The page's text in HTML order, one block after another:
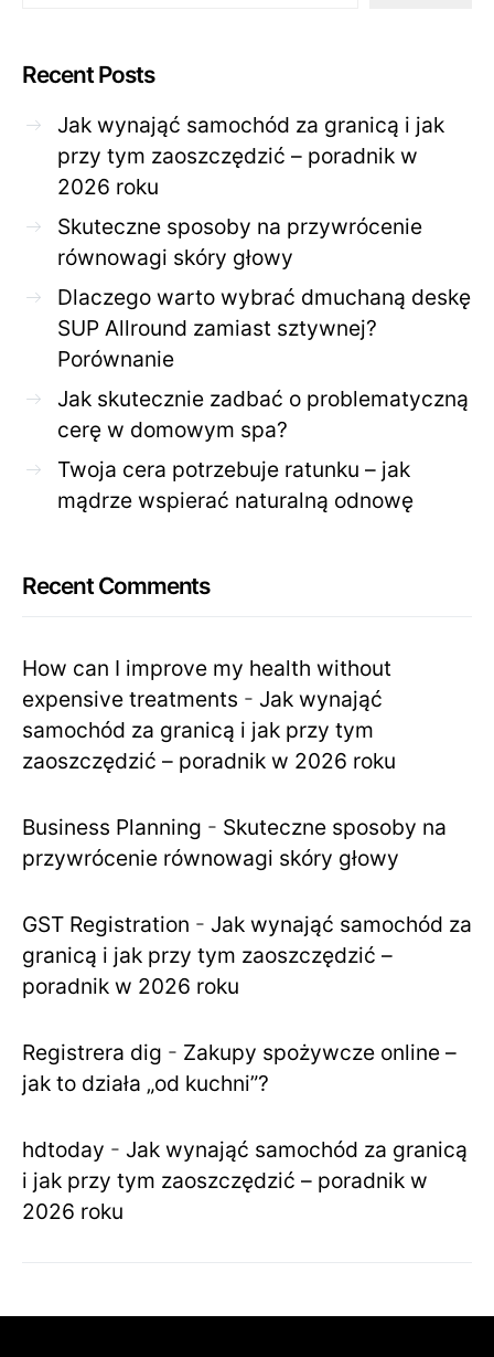
Recent Posts
Jak wynająć samochód za granicą i jak
przy tym zaoszczędzić – poradnik w
2026 roku
Skuteczne sposoby na przywrócenie
równowagi skóry głowy
Dlaczego warto wybrać dmuchaną deskę
SUP Allround zamiast sztywnej?
Porównanie
Jak skutecznie zadbać o problematyczną
cerę w domowym spa?
Twoja cera potrzebuje ratunku – jak
mądrze wspierać naturalną odnowę
Recent Comments
How can I improve my health without
expensive treatments - Jak wynająć
samochód za granicą i jak przy tym
zaoszczędzić – poradnik w 2026 roku
Business Planning - Skuteczne sposoby na
przywrócenie równowagi skóry głowy
GST Registration - Jak wynająć samochód za
granicą i jak przy tym zaoszczędzić –
poradnik w 2026 roku
Registrera dig - Zakupy spożywcze online –
jak to działa „od kuchni”?
hdtoday - Jak wynająć samochód za granicą
i jak przy tym zaoszczędzić – poradnik w
2026 roku